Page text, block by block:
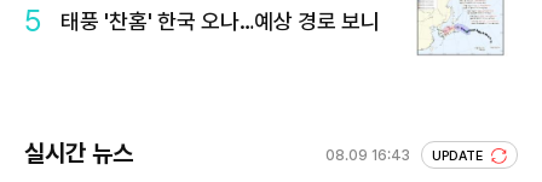
5 태풍 '찬홈' 한국 오나…예상 경로 보니
실시간 뉴스 08.09 16:43 UPDATE